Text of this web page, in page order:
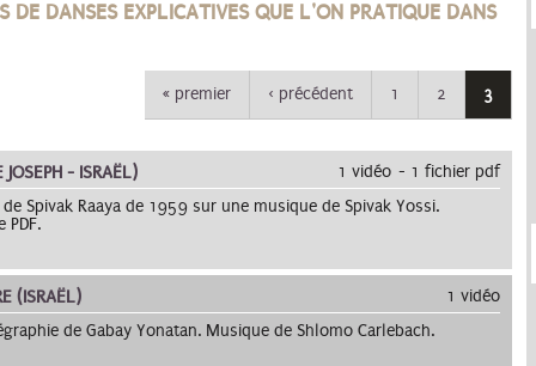
DE DANSES EXPLICATIVES QUE L'ON PRATIQUE DANS
« premier ‹ précédent 1 2 3
- ISRAËL) 1 vidéo
1 fichier pdf
Spivak Raaya de 1959 sur une musique de Spivak Yossi.
(ISRAËL)
1 vidéo
de Gabay Yonatan. Musique de Shlomo Carlebach.